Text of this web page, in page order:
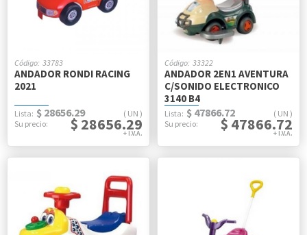
33783
ANDADOR RONDI RACING
2021
UN
$ 28656.29
$ 28656.29
33322
ANDADOR 2EN1 AVENTURA
C/SONIDO ELECTRONICO
3140 B4
UN
$ 47866.72
$ 47866.72